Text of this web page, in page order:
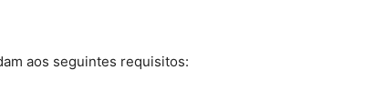
aos seguintes requisitos: